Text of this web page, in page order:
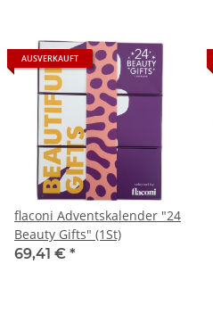
AUSVERKAUFT
flaconi Adventskalender "24
Beauty Gifts" (1St)
69,41 € *